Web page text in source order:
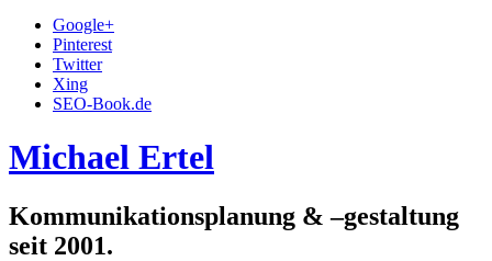
Google+
Pinterest
Twitter
Xing
SEO-Book.de
Michael Ertel
Kommunikationsplanung & –gestaltung
seit 2001.